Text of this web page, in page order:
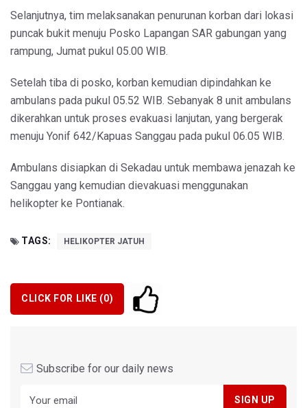
Selanjutnya, tim melaksanakan penurunan korban dari lokasi
puncak bukit menuju Posko Lapangan SAR gabungan yang
rampung, Jumat pukul 05.00 WIB.
Setelah tiba di posko, korban kemudian dipindahkan ke
ambulans pada pukul 05.52 WIB. Sebanyak 8 unit ambulans
dikerahkan untuk proses evakuasi lanjutan, yang bergerak
menuju Yonif 642/Kapuas Sanggau pada pukul 06.05 WIB.
Ambulans disiapkan di Sekadau untuk membawa jenazah ke
Sanggau yang kemudian dievakuasi menggunakan
helikopter ke Pontianak.
TAGS: HELIKOPTER JATUH
CLICK FOR LIKE (0)
Subscribe for our daily news